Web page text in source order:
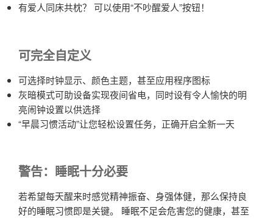
有爱人同床共枕？ 可以使用“不吵醒爱人”按钮！
可完全自定义
可选择时钟显示、颜色主题，甚至应用程序图标
灰暗模式可助设备实现夜间省电，同时设有令人愉快的明
亮闹钟设置以供选择
“早晨习惯活动”让您轻松设置任务，正确开启全新一天
警告：睡眠十分必要
若希望每天醒来时感觉精神振奋、身强体健，那么保持良
好的睡眠习惯即是关键。 睡眠不足会危害您的健康，甚至